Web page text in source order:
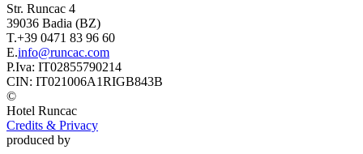
Str. Runcac 4
39036 Badia (BZ)
T.+39 0471 83 96 60
E.info@runcac.com
P.Iva: IT02855790214
CIN: IT021006A1RIGB843B
©
Hotel Runcac
Credits & Privacy
produced by